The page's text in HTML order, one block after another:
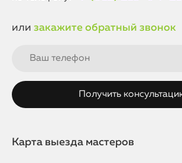
или закажите обратный звонок
Карта выезда мастеров